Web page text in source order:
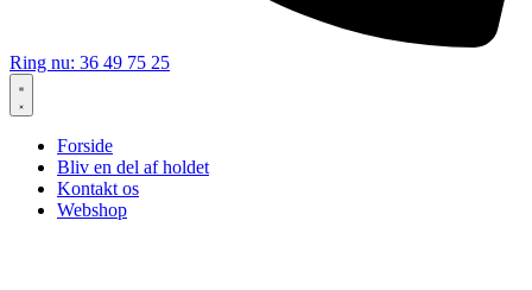
Ring nu: 36 49 75 25
Forside
Bliv en del af holdet
Kontakt os
Webshop